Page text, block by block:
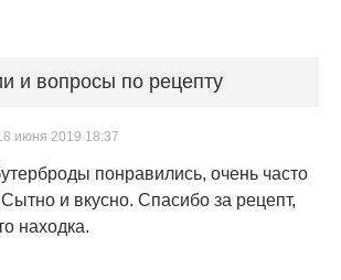
и вопросы по рецепту
июня 2019 18:37
понравились, очень часто
и вкусно. Спасибо за рецепт,
находка.